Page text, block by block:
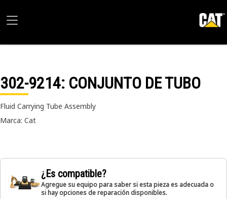
302-9214: CONJUNTO DE TUBO
Fluid Carrying Tube Assembly
Marca: Cat
¿Es compatible?
Agregue su equipo para saber si esta pieza es adecuada o
si hay opciones de reparación disponibles.